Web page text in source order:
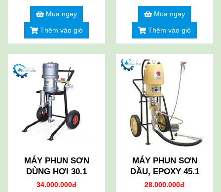
Mua ngay
Thêm vào giỏ
Mua ngay
Thêm vào giỏ
MÁY PHUN SƠN
DÙNG HƠI 30.1
34.000.000đ
MÁY PHUN SƠN
DẦU, EPOXY 45.1
28.000.000đ